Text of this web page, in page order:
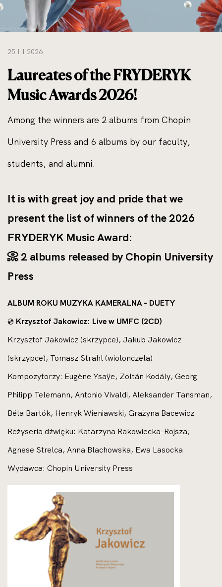
25 III 2026
Laureates of the FRYDERYK
Music Awards 2026!
Among the winners are 2 albums from Chopin
University Press and 6 albums by our faculty,
students, and alumni.
It is with great joy and pride that we
present the list of winners of the 2026
FRYDERYK Music Award:
📀 2 albums released by Chopin University
Press
ALBUM ROKU MUZYKA KAMERALNA – DUETY
💿 Krzysztof Jakowicz: Live w UMFC (2CD)
Krzysztof Jakowicz (skrzypce), Jakub Jakowicz
(skrzypce), Tomasz Strahl (wiolonczela)
Kompozytorzy: Eugène Ysaÿe, Zoltán Kodály, Georg
Philipp Telemann, Antonio Vivaldi, Aleksander Tansman,
Béla Bartók, Henryk Wieniawski, Grażyna Bacewicz
Reżyseria dźwięku: Katarzyna Rakowiecka-Rojsza;
Agnese Strelca, Anna Blachowska, Ewa Lasocka
Wydawca: Chopin University Press